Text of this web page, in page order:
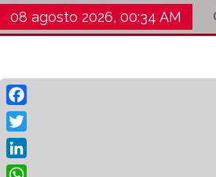
08 agosto 2026, 00:34 AM
Facebook
Twitter
LinkedIn